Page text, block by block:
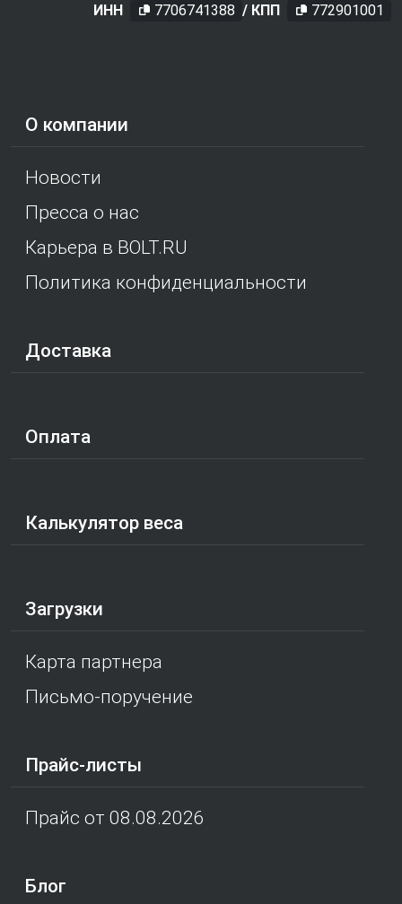
О компании
Новости
Пресса о нас
Карьера в BOLT.RU
Политика конфиденциальности
Доставка
Оплата
Калькулятор веса
Загрузки
Карта партнера
Письмо-поручение
Прайс-листы
Прайс от 08.08.2026
Блог
ИНН
7706741388 / КПП 772901001